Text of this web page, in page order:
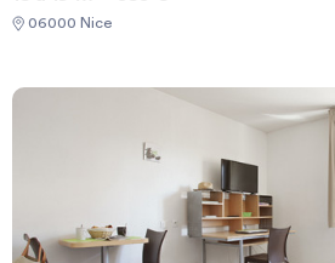
Nearby, shops and supermarkets are
the advantages of the city center and
06000 Nice